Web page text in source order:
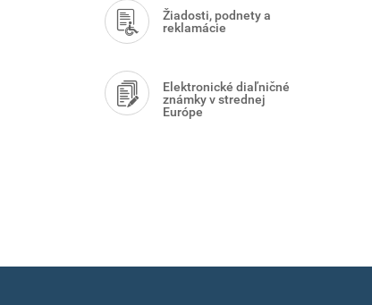
Žiadosti, podnety a
reklamácie
Elektronické diaľničné
známky v strednej
Európe